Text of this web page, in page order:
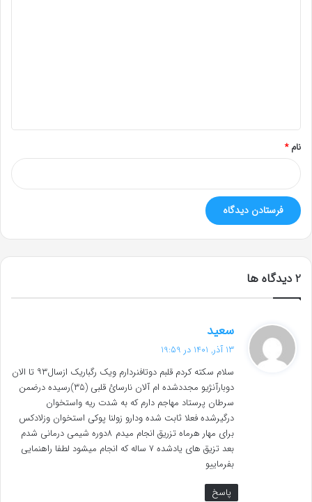
نام*
‫2 دیدگاه ها
سعید
ف
:
13 آذر, 1401 در 19:59
سلام سکته کردم قلبم دوتافنردارم ویک رگباریک ازسال۹۳ تا الان
دوبارآنژیو مجددشده ام آلان نارسائ قلبی (۳۵)رسیده درضمن
سرطان پرستاد مهاجم دارم که به شدت ریه واستخوان
درگیرشده فعلا ثابت شده ودارو زولنا پوکی استخوان وزلادکس
برای مهار هرماه تزریق انجام میدم ۸دوره شیمی درمانی شدم
بعد تزیق های یادشده ۷ ساله که انجام میشود لطفا راهنمایی
بفرماییو
پاسخ